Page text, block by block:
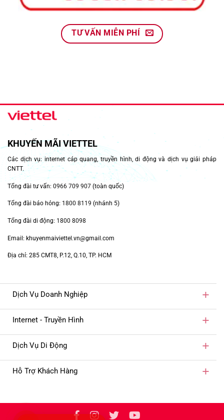
TƯ VẤN MIỄN PHÍ
KHUYẾN MÃI VIETTEL
Các dịch vụ: internet cáp quang, truyền hình, di động và dịch vụ giải pháp
CNTT.
Tổng đài tư vấn: 0966 709 907 (toàn quốc)
Tổng đài báo hỏng: 1800 8119 (nhánh 5)
Tổng đài di động: 1800 8098
Email: khuyenmaiviettel.vn@gmail.com
Địa chỉ: 285 CMT8, P.12, Q.10, TP. HCM
Dịch Vụ Doanh Nghiệp
Internet - Truyền Hình
Dịch Vụ Di Động
Hỗ Trợ Khách Hàng